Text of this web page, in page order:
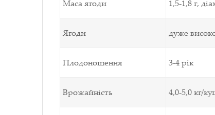
Маса ягоди 1,5-1,8г,
Ягоди дуже
Плодоношення 3-4 рік
Врожайність 4,0-5,0кг/